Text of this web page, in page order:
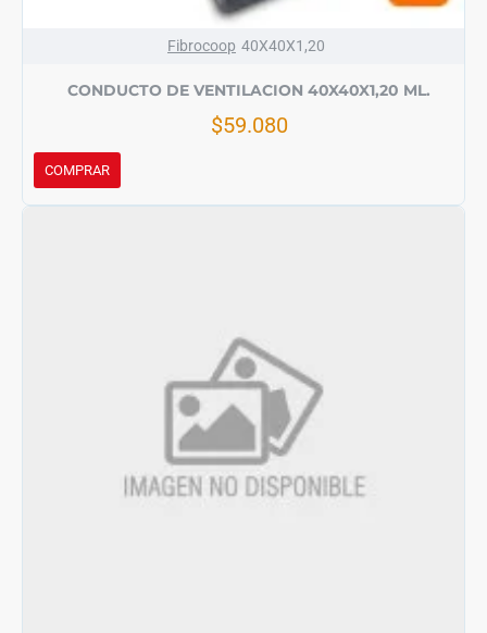
Fibrocoop 40X40X1,20
CONDUCTO DE VENTILACION 40X40X1,20 ML.
$59.080
COMPRAR